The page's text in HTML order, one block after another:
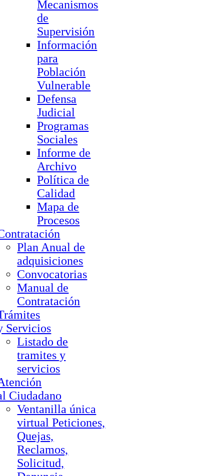
Mecanismos
de
Supervisión
Información
para
Población
Vulnerable
Defensa
Judicial
Programas
Sociales
Informe de
Archivo
Política de
Calidad
Mapa de
Procesos
Plan Anual de
adquisiciones
Convocatorias
Manual de
Contratación
Servicios
Listado de
tramites y
servicios
Ciudadano
Ventanilla única
virtual Peticiones,
Quejas,
Reclamos,
Solicitud,